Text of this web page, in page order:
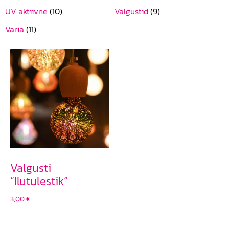
UV aktiivne (10) Valgustid (9)
Varia (11)
Valgusti
“Ilutulestik”
3,00€